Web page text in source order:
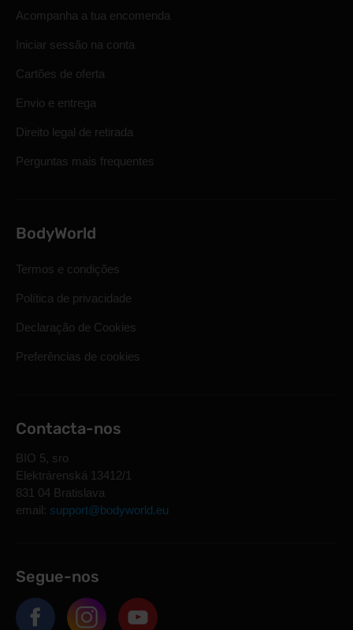
Acompanha a tua encomenda
Iniciar sessão na conta
Cartões de oferta
Envio e entrega
Direito legal de retirada
Perguntas mais frequentes
BodyWorld
Termos e condições
Política de privacidade
Declaração de Cookies
Preferências de cookies
Contacta-nos
BIO 5, sro
Elektrárenská 13412/1
831 04 Bratislava
email: support@bodyworld.eu
Segue-nos